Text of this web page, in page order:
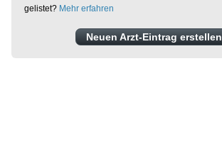
gelistet? Mehr erfahren
Neuen Arzt-Eintrag erstellen